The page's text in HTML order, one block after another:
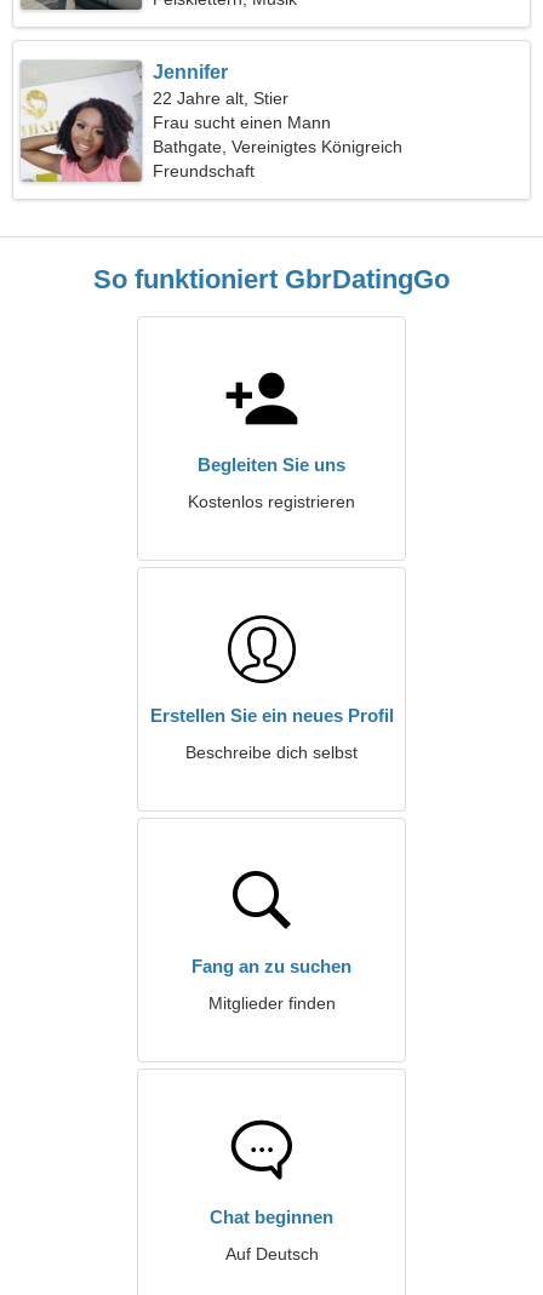
Jennifer
22 Jahre alt, Stier
Frau sucht einen Mann
Bathgate, Vereinigtes Königreich
Freundschaft
So funktioniert GbrDatingGo
Begleiten Sie uns
Kostenlos registrieren
Erstellen Sie ein neues Profil
Beschreibe dich selbst
Fang an zu suchen
Mitglieder finden
Chat beginnen
Auf Deutsch